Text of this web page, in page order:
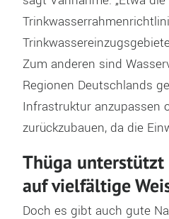
Zum anderen sind
Regionen Deutschlands
Infrastruktur anzupassen
zurückzubauen, da die
Thüga unterstützt
auf vielfältige
Doch es gibt auch gute